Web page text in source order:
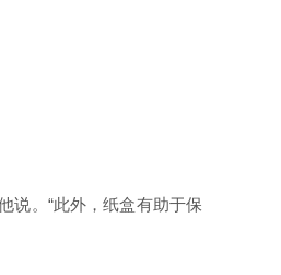
说。“此外，纸盒有助于保